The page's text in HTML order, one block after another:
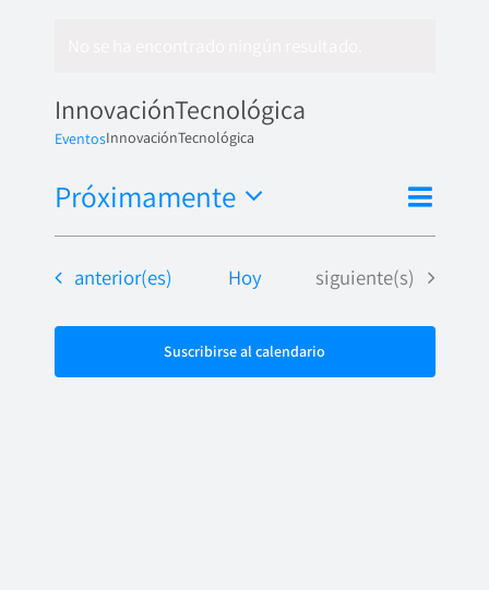
InnovaciónTecnológica
EventosInnovaciónTecnológica
vistas
de
vistas
Lista
Próximamente
Seleccionar
fecha.
Eventos
anterior(es) Hoy Eventos
siguiente(s)
Suscribirse al calendario